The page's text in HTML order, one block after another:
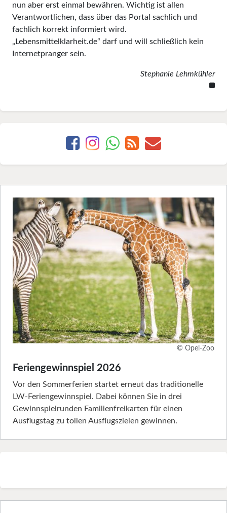
nun aber erst einmal bewähren. Wichtig ist allen
Verantwortlichen, dass über das Portal sachlich und
fachlich korrekt informiert wird.
„Lebensmittelklarheit.de“ darf und will schließlich kein
Internetpranger sein.
Stephanie Lehmkühler
© Opel-Zoo
Feriengewinnspiel 2026
Vor den Sommerferien startet erneut das traditionelle
LW-Feriengewinnspiel. Dabei können Sie in drei
Gewinnspielrunden Familienfreikarten für einen
Ausflugstag zu tollen Ausflugszielen gewinnen.